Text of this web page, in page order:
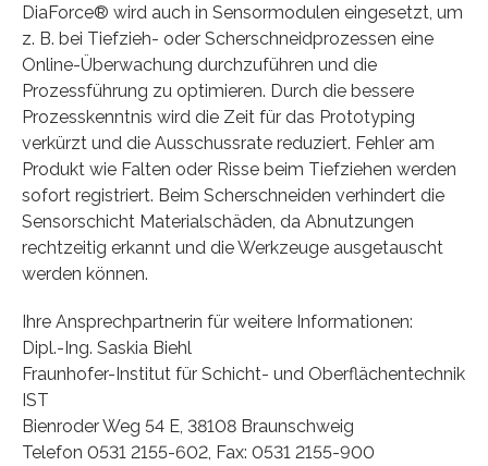
DiaForce® wird auch in Sensormodulen eingesetzt, um
z. B. bei Tiefzieh- oder Scherschneidprozessen eine
Online-Überwachung durchzuführen und die
Prozessführung zu optimieren. Durch die bessere
Prozesskenntnis wird die Zeit für das Prototyping
verkürzt und die Ausschussrate reduziert. Fehler am
Produkt wie Falten oder Risse beim Tiefziehen werden
sofort registriert. Beim Scherschneiden verhindert die
Sensorschicht Materialschäden, da Abnutzungen
rechtzeitig erkannt und die Werkzeuge ausgetauscht
werden können.
Ihre Ansprechpartnerin für weitere Informationen:
Dipl.-Ing. Saskia Biehl
Fraunhofer-Institut für Schicht- und Oberflächentechnik
IST
Bienroder Weg 54 E, 38108 Braunschweig
Telefon 0531 2155-602, Fax: 0531 2155-900